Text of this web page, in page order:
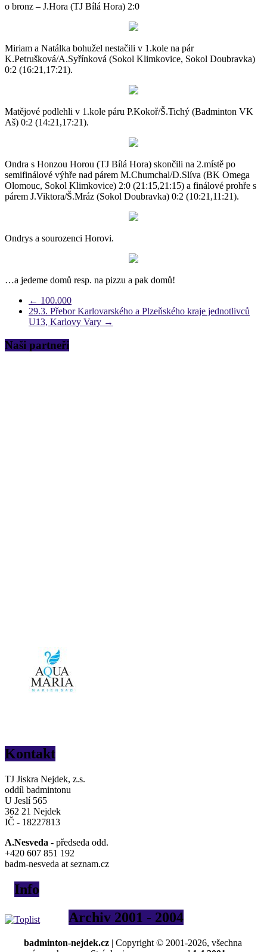
o bronz – J.Hora (TJ Bílá Hora) 2:0
Miriam a Natálka bohužel nestačili v 1.kole na pár
K.Petrušková/A.Syřínková (Sokol Klimkovice, Sokol Doubravka)
0:2 (16:21,17:21).
Matějové podlehli v 1.kole páru P.Kokoř/Š.Tichý (Badminton VK
Aš) 0:2 (14:21,17:21).
Ondra s Honzou Horou (TJ Bílá Hora) skončili na 2.místě po
semifinálové výhře nad párem M.Chumchal/D.Slíva (BK Omega
Olomouc, Sokol Klimkovice) 2:0 (21:15,21:15) a finálové prohře s
párem J.Viktora/Š.Mráz (Sokol Doubravka) 0:2 (10:21,11:21).
Ondrys a sourozenci Horovi.
…a jedeme domů resp. na pizzu a pak domů!
← 100.000
29.3. Přebor Karlovarského a Plzeňského kraje jednotlivců
U13, Karlovy Vary →
Naši partneři
Kontakt
TJ Jiskra Nejdek, z.s.
oddíl badmintonu
U Jeslí 565
362 21 Nejdek
IČ - 18227813
A.Nesveda - předseda odd.
+420 607 851 192
badm-nesveda at seznam.cz
Info
Archiv 2001 - 2004
badminton-nejdek.cz | Copyright © 2001-2026, všechna